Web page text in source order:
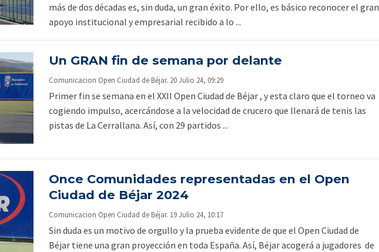
más de dos décadas es, sin duda, un gran éxito. Por ello, es básico reconocer el gran
apoyo institucional y empresarial recibido a lo ...
Un GRAN fin de semana por delante
Comunicacion Open Ciudad de Béjar. 20 Julio 24, 09:29
Primer fin se semana en el XXII Open Ciudad de Béjar , y esta claro que el torneo va
cogiendo impulso, acercándose a la velocidad de crucero que llenará de tenis las
pistas de La Cerrallana. Así, con 29 partidos ...
Once Comunidades representadas en el Open
Ciudad de Béjar 2024
Comunicacion Open Ciudad de Béjar. 19 Julio 24, 10:17
Sin duda es un motivo de orgullo y la prueba evidente de que el Open Ciudad de
Béjar tiene una gran proyección en toda España. Así, Béjar acogerá a jugadores de